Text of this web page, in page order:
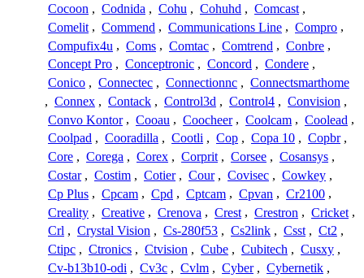
Cocoon , Codnida , Cohu , Cohuhd , Comcast ,
Comelit , Commend , Communications Line , Compro ,
Compufix4u , Coms , Comtac , Comtrend , Conbre ,
Concept Pro , Conceptronic , Concord , Condere ,
Conico , Connectec , Connectionnc , Connectsmarthome
, Connex , Contack , Control3d , Control4 , Convision ,
Convo Kontor , Cooau , Coocheer , Coolcam , Coolead ,
Coolpad , Cooradilla , Cootli , Cop , Copa 10 , Copbr ,
Core , Corega , Corex , Corprit , Corsee , Cosansys ,
Costar , Costim , Cotier , Cour , Covisec , Cowkey ,
Cp Plus , Cpcam , Cpd , Cptcam , Cpvan , Cr2100 ,
Creality , Creative , Crenova , Crest , Crestron , Cricket ,
Crl , Crystal Vision , Cs-280f53 , Cs2link , Csst , Ct2 ,
Ctipc , Ctronics , Ctvision , Cube , Cubitech , Cusxy ,
Cv-b13b10-odi , Cv3c , Cvlm , Cyber , Cybernetik ,